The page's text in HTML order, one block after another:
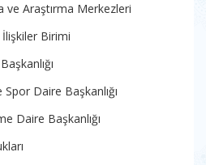
ve Araştırma Merkezleri
İlişkiler Birimi
Spor Daire Başkanlığı
Daire Başkanlığı